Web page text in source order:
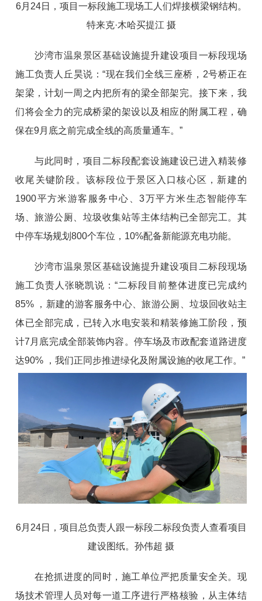
6月24日，项目一标段施工现场工人们焊接横梁钢结构。
特来克·木哈买提江 摄
沙湾市温泉景区基础设施提升建设项目一标段现场
施工负责人丘昊说：“现在我们全线三座桥，2号桥正在
架梁，计划一周之内把所有的梁全部架完。接下来，我
们将会全力的完成桥梁的架设以及相应的附属工程，确
保在9月底之前完成全线的高质量通车。”
与此同时，项目二标段配套设施建设已进入精装修
收尾关键阶段。该标段位于景区入口核心区，新建的
1900平方米游客服务中心、3万平方米生态智能停车
场、旅游公厕、垃圾收集站等主体结构已全部完工。其
中停车场规划800个车位，10%配备新能源充电功能。
沙湾市温泉景区基础设施提升建设项目二标段现场
施工负责人张晓凯说：“二标段目前整体进度已完成约
85% ，新建的游客服务中心、旅游公厕、垃圾回收站主
体已全部完成，已转入水电安装和精装修施工阶段，预
计7月底完成全部装饰内容。停车场及市政配套道路进度
达90% ，我们正同步推进绿化及附属设施的收尾工作。”
6月24日，项目总负责人跟一标段二标段负责人查看项目
建设图纸。孙伟超 摄
在抢抓进度的同时，施工单位严把质量安全关。现
场技术管理人员对每一道工序进行严格核验，从主体结